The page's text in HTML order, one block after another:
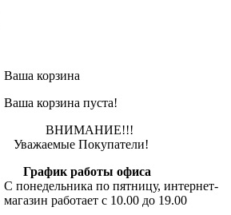
Ваша корзина
Ваша корзина пуста!
ВНИМАНИЕ!!!
Уважаемые Покупатели!
График работы офиса
С понедельника по пятницу, интернет-
магазин работает с 10.00 до 19.00